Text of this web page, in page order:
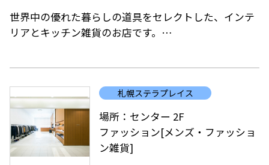
世界中の優れた暮らしの道具をセレクトした、インテ
リアとキッチン雑貨のお店です。
届けします。
豊富なキッチン雑貨の他、インテリアやヴィンテージ
家具など幅広いラインナップ。
日々の暮らしに取り入れやすいアイテムを揃えていま
す。
札幌ステラプレイス
場所：センター 2F
ファッション[メンズ・ファッショ
ン雑貨]